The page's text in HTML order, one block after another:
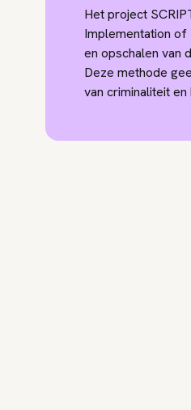
Het project
Implementation of
en opschalen van
Deze methode
van criminaliteit